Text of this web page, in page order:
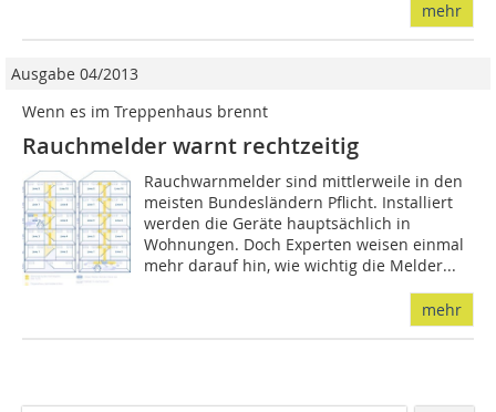
mehr
Ausgabe 04/2013
Wenn es im Treppenhaus brennt
Rauchmelder warnt rechtzeitig
Rauchwarnmelder sind mittlerweile in den
meisten Bundesländern Pflicht. Installiert
werden die Geräte hauptsächlich in
Wohnungen. Doch Experten weisen einmal
mehr darauf hin, wie wichtig die Melder...
mehr